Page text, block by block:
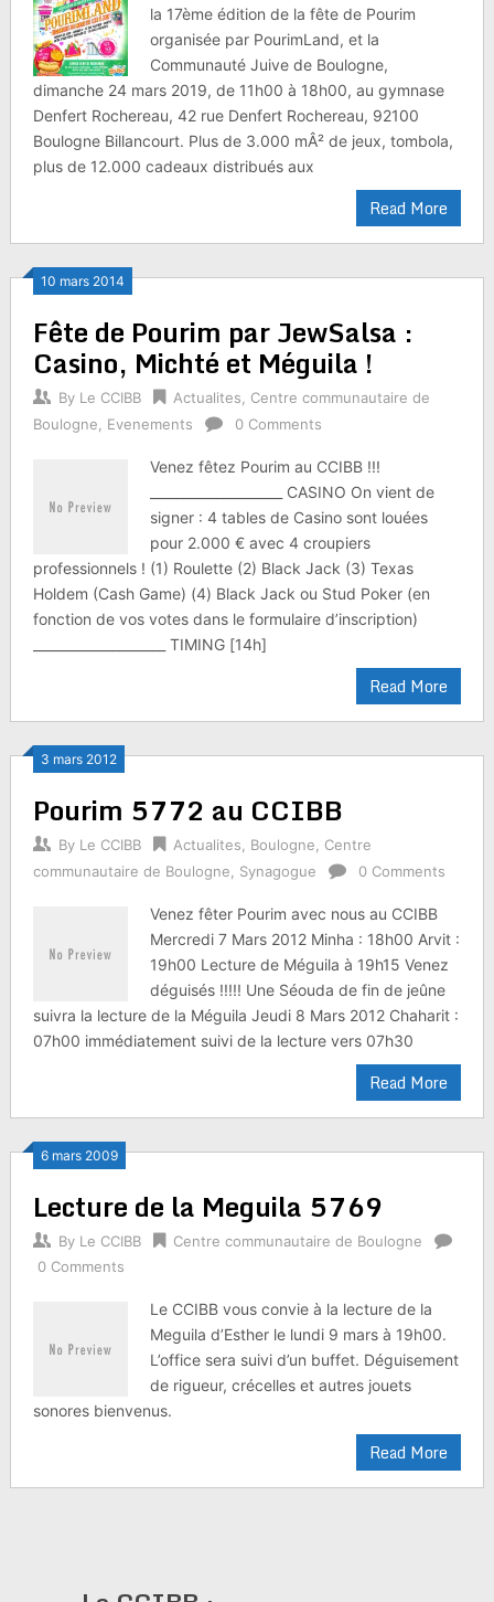
la 17ème édition de la fête de Pourim
organisée par PourimLand, et la
Communauté Juive de Boulogne,
dimanche 24 mars 2019, de 11h00 à 18h00, au gymnase
Denfert Rochereau, 42 rue Denfert Rochereau, 92100
Boulogne Billancourt. Plus de 3.000 mÂ² de jeux, tombola,
plus de 12.000 cadeaux distribués aux
Read More
10 mars 2014
Fête de Pourim par JewSalsa :
Casino, Michté et Méguila !
By Le CCIBB Actualites
Centre communautaire de
Boulogne
Evenements 0 Comments
Venez fêtez Pourim au CCIBB !!!
____________________ CASINO On vient de
signer : 4 tables de Casino sont louées
pour 2.000 € avec 4 croupiers
professionnels ! (1) Roulette (2) Black Jack (3) Texas
Holdem (Cash Game) (4) Black Jack ou Stud Poker (en
fonction de vos votes dans le formulaire d’inscription)
____________________ TIMING [14h]
Read More
3 mars 2012
Pourim 5772 au CCIBB
By Le CCIBB Actualites Boulogne
Centre
communautaire de Boulogne
Synagogue 0 Comments
Venez fêter Pourim avec nous au CCIBB
Mercredi 7 Mars 2012 Minha : 18h00 Arvit :
19h00 Lecture de Méguila à 19h15 Venez
déguisés !!!!! Une Séouda de fin de jeûne
suivra la lecture de la Méguila Jeudi 8 Mars 2012 Chaharit :
07h00 immédiatement suivi de la lecture vers 07h30
Read More
6 mars 2009
Lecture de la Meguila 5769
By Le CCIBB
Centre communautaire de Boulogne
0 Comments
Le CCIBB vous convie à la lecture de la
Meguila d’Esther le lundi 9 mars à 19h00.
L’office sera suivi d’un buffet. Déguisement
de rigueur, crécelles et autres jouets
sonores bienvenus.
Read More